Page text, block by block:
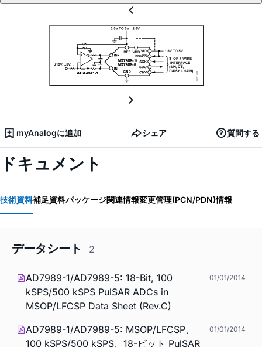
myAnalogに追加 シェア 質問する
ドキュメント
技術資料補足資料パッケージ関連情報変更管理(PCN/PDN)情報
データシート 2
AD7989-1/AD7989-5: 18-Bit, 100
kSPS/500 kSPS PulSAR ADCs in
MSOP/LFCSP Data Sheet (Rev.C)
01/01/2014
AD7989-1/AD7989-5: MSOP/LFCSP、
100 kSPS/500 kSPS、18-ビット PulSAR
01/01/2014